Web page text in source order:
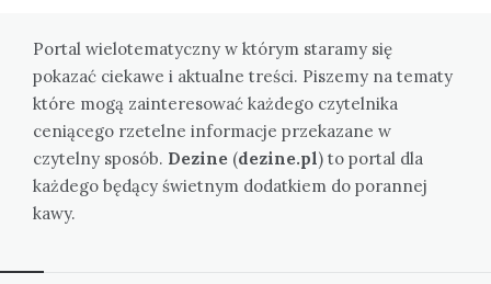
Portal wielotematyczny w którym staramy się
pokazać ciekawe i aktualne treści. Piszemy na tematy
które mogą zainteresować każdego czytelnika
ceniącego rzetelne informacje przekazane w
czytelny sposób. Dezine (dezine.pl) to portal dla
każdego będący świetnym dodatkiem do porannej
kawy.